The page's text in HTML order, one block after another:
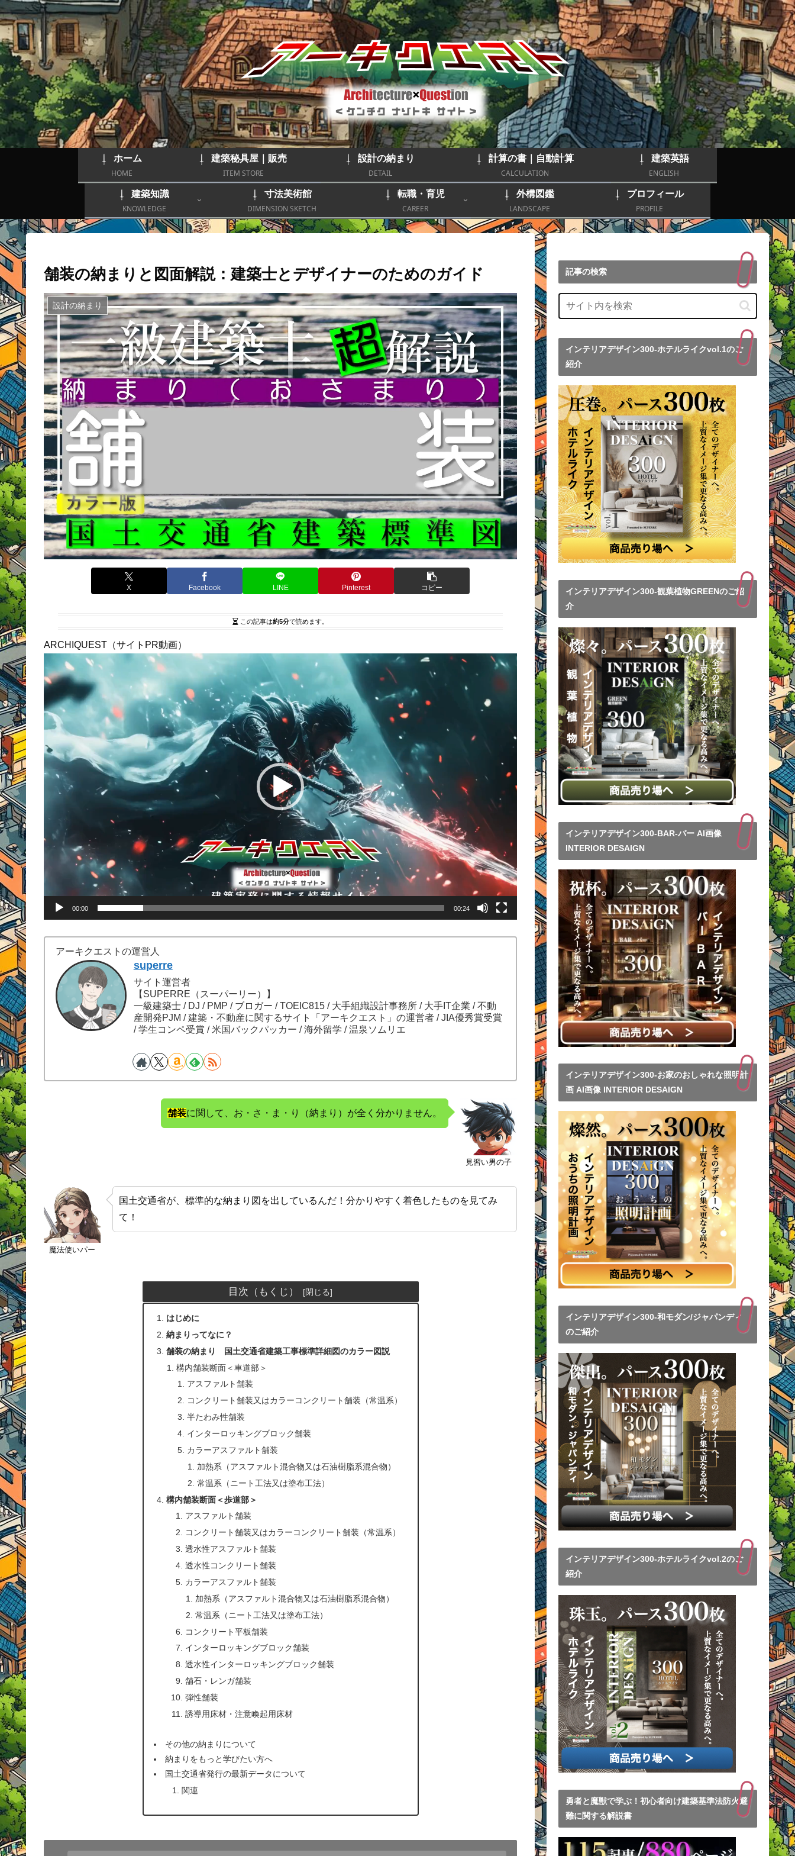
ホーム
HOME
建築秘具屋｜販売
ITEM STORE
設計の納まり
DETAIL
計算の書｜自動計算
CALCULATION
建築英語
ENGLISH
建築知識
KNOWLEDGE
寸法美術館
DIMENSION SKETCH
転職・育児
CAREER
外構図鑑
LANDSCAPE
プロフィール
PROFILE
舗装の納まりと図面解説：建築士とデザイナーのためのガイド
設計の納まり
X Facebook LINE Pinterest コピー
この記事は約5分で読めます。
ARCHIQUEST（サイトPR動画）
画
レ
ー
ヤ
ー
00:00 00:24
アーキクエストの運営人
superre
サイト運営者
【SUPERRE（スーパーリー）】
一級建築士 / DJ / PMP / ブロガー / TOEIC815 / 大手組織設計事務所 / 大手IT企業 / 不動
産開発PJM / 建築・不動産に関するサイト「アーキクエスト」の運営者 / JIA優秀賞受賞
/ 学生コンペ受賞 / 米国バックパッカー / 海外留学 / 温泉ソムリエ
見習い男の子
舗装に関して、お・さ・ま・り（納まり）が全く分かりません。
魔法使いパー
国土交通省が、標準的な納まり図を出しているんだ！分かりやすく着色したものを見てみ
て！
目次（もくじ）
はじめに
納まりってなに？
舗装の納まり 国土交通省建築工事標準詳細図のカラー図説
構内舗装断面＜車道部＞
アスファルト舗装
コンクリート舗装又はカラーコンクリート舗装（常温系）
半たわみ性舗装
インターロッキングブロック舗装
カラーアスファルト舗装
加熱系（アスファルト混合物又は石油樹脂系混合物）
常温系（ニート工法又は塗布工法）
構内舗装断面＜歩道部＞
アスファルト舗装
コンクリート舗装又はカラーコンクリート舗装（常温系）
透水性アスファルト舗装
透水性コンクリート舗装
カラーアスファルト舗装
加熱系（アスファルト混合物又は石油樹脂系混合物）
常温系（ニート工法又は塗布工法）
コンクリート平板舗装
インターロッキングブロック舗装
透水性インターロッキングブロック舗装
舗石・レンガ舗装
弾性舗装
誘導用床材・注意喚起用床材
その他の納まりについて
納まりをもっと学びたい方へ
国土交通省発行の最新データについて
関連
記事の検索
インテリアデザイン300-ホテルライクvol.1のご
紹介
インテリアデザイン300-観葉植物GREENのご紹
介
インテリアデザイン300-BAR-バー AI画像
INTERIOR DESAIGN
インテリアデザイン300-お家のおしゃれな照明計
画 AI画像 INTERIOR DESAIGN
インテリアデザイン300-和モダン/ジャパンディ
のご紹介
インテリアデザイン300-ホテルライクvol.2のご
紹介
勇者と魔獣で学ぶ！初心者向け建築基準法防火避
難に関する解説書